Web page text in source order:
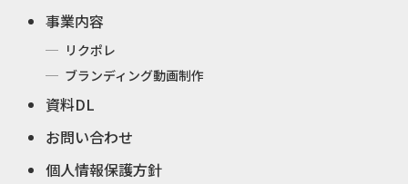
事業内容
リクポレ
ブランディング動画制作
資料DL
お問い合わせ
個人情報保護方針